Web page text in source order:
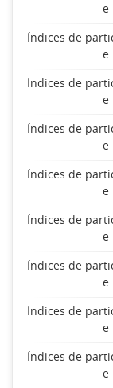
e
Índices de
e
Índices de
e
Índices de
e
Índices de
e
Índices de
e
Índices de
e
Índices de
e
Índices de
e